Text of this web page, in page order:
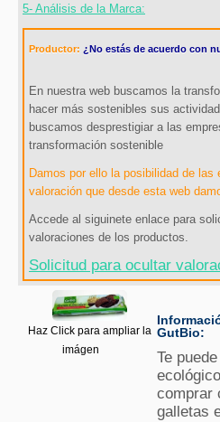
5- Análisis de la Marca:
Productor: ¿No estás de acuerdo con
En nuestra web buscamos la
hacer más sostenibles sus
buscamos desprestigiar a las
transformación sostenible
Damos por ello la posibilidad de
valoración que desde esta web
Accede al siguinete enlace para
valoraciones de los productos.
Solicitud para ocultar
Haz Click para ampliar la
imágen
GutBio:
Te
comprar
galletas